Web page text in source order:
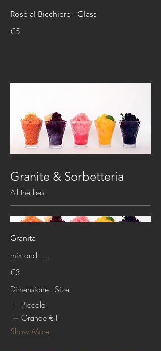
Rosè al Bicchiere - Glass
€5
Granite & Sorbetteria
All the best
Granita
mix and ....
€3
Dimensione - Size
Piccola
Grande€1
Show More